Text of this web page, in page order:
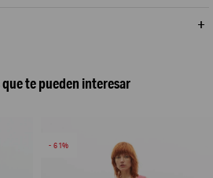
te pueden interesar
61